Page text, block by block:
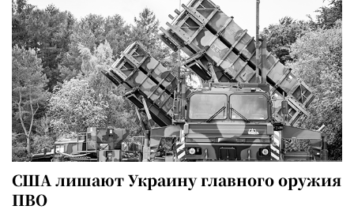
США лишают Украину главного оружия
ПВО